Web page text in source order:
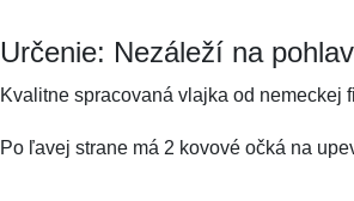
Určenie: Nezáleží na
Kvalitne spracovaná vlajka od nemeckej
Po ľavej strane má 2 kovové očká na